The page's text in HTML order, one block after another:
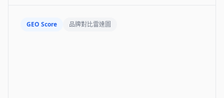
GEO Score 品牌對比雷達圖